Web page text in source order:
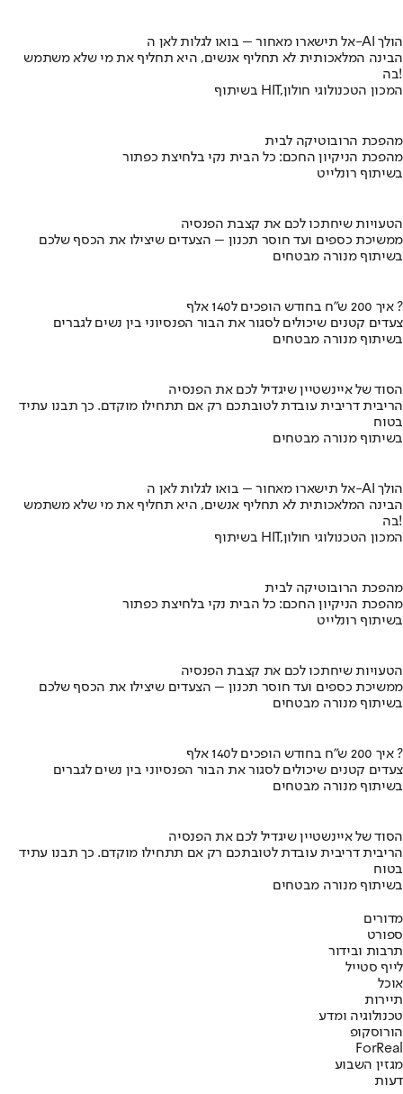
אל תישארו מאחור – בואו לגלות לאן ה-AI הולך
הבינה המלאכותית לא תחליף אנשים, היא תחליף את מי שלא משתמש
בה!
בשיתוף HIT,המכון הטכנולוגי חולון
מהפכת הרובוטיקה לבית
מהפכת הניקיון החכם: כל הבית נקי בלחיצת כפתור
בשיתוף רונלייט
הטעויות שיחתכו לכם את קצבת הפנסיה
ממשיכת כספים ועד חוסר תכנון – הצעדים שיצילו את הכסף שלכם
בשיתוף מנורה מבטחים
איך 200 ש"ח בחודש הופכים ל140 אלף ?
צעדים קטנים שיכולים לסגור את הבור הפנסיוני בין נשים לגברים
בשיתוף מנורה מבטחים
הסוד של איינשטיין שיגדיל לכם את הפנסיה
הריבית דריבית עובדת לטובתכם רק אם תתחילו מוקדם. כך תבנו עתיד
בטוח
בשיתוף מנורה מבטחים
אל תישארו מאחור – בואו לגלות לאן ה-AI הולך
הבינה המלאכותית לא תחליף אנשים, היא תחליף את מי שלא משתמש
בה!
בשיתוף HIT,המכון הטכנולוגי חולון
מהפכת הרובוטיקה לבית
מהפכת הניקיון החכם: כל הבית נקי בלחיצת כפתור
בשיתוף רונלייט
הטעויות שיחתכו לכם את קצבת הפנסיה
ממשיכת כספים ועד חוסר תכנון – הצעדים שיצילו את הכסף שלכם
בשיתוף מנורה מבטחים
איך 200 ש"ח בחודש הופכים ל140 אלף ?
צעדים קטנים שיכולים לסגור את הבור הפנסיוני בין נשים לגברים
בשיתוף מנורה מבטחים
הסוד של איינשטיין שיגדיל לכם את הפנסיה
הריבית דריבית עובדת לטובתכם רק אם תתחילו מוקדם. כך תבנו עתיד
בטוח
בשיתוף מנורה מבטחים
מדורים
ספורט
תרבות ובידור
לייף סטייל
אוכל
תיירות
טכנולוגיה ומדע
הורוסקופ
ForReal
מגזין השבוע
דעות